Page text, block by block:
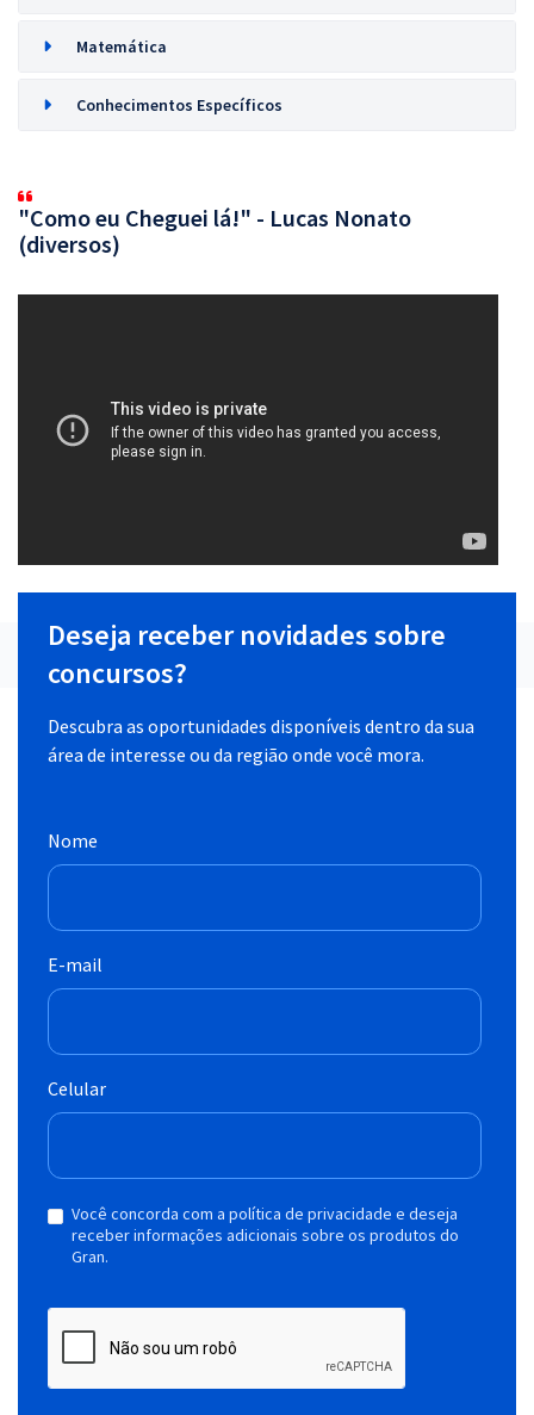
Matemática
Conhecimentos Específicos
"Como eu Cheguei lá!" - Lucas Nonato
(diversos)
Deseja receber novidades sobre
concursos?
Descubra as oportunidades disponíveis dentro da sua
área de interesse ou da região onde você mora.
Nome
E-mail
Celular
Você concorda com a política de privacidade e deseja
receber informações adicionais sobre os produtos do
Gran.